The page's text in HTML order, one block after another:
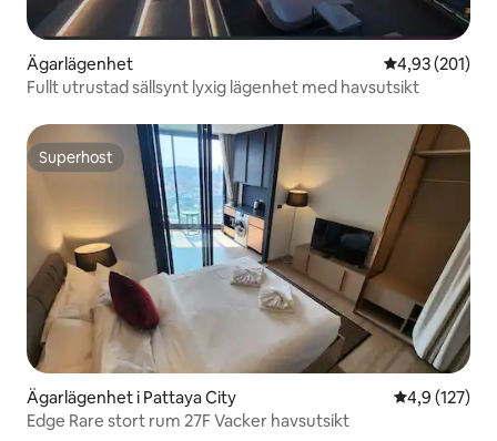
Ägarlägenhet 4,93 av 5 i
4,93 (201)
Fullt utrustad sällsynt lyxig lägenhet med havsutsikt
Superhost
Superhost
Ägarlägenhet i Pattaya City 4,9 av 5 i
4,9 (127)
Edge Rare stort rum 27F Vacker havsutsikt